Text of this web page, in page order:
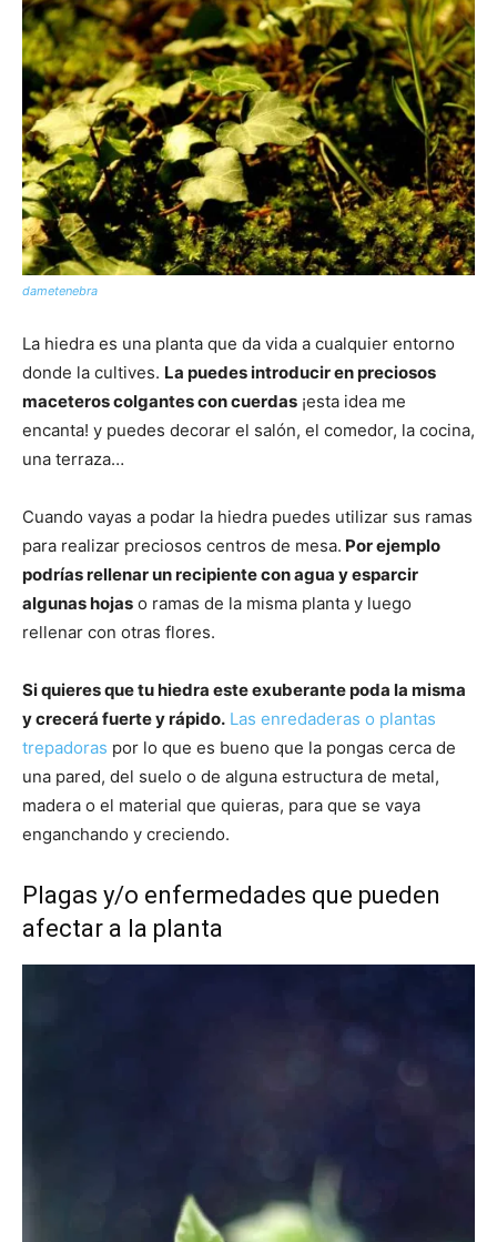
dametenebra
La hiedra es una planta que da vida a cualquier entorno
donde la cultives. La puedes introducir en preciosos
maceteros colgantes con cuerdas ¡esta idea me
encanta! y puedes decorar el salón, el comedor, la cocina,
una terraza…
Cuando vayas a podar la hiedra puedes utilizar sus ramas
para realizar preciosos centros de mesa. Por ejemplo
podrías rellenar un recipiente con agua y esparcir
algunas hojas o ramas de la misma planta y luego
rellenar con otras flores.
Si quieres que tu hiedra este exuberante poda la misma
y crecerá fuerte y rápido. Las enredaderas o plantas
trepadoras por lo que es bueno que la pongas cerca de
una pared, del suelo o de alguna estructura de metal,
madera o el material que quieras, para que se vaya
enganchando y creciendo.
Plagas y/o enfermedades que pueden
afectar a la planta